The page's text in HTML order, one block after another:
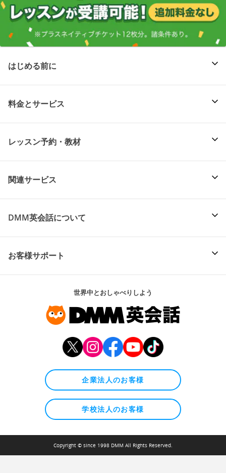
はじめる前に
料金とサービス
レッスン予約・教材
関連サービス
DMM英会話について
お客様サポート
世界中とおしゃべりしよう
企業法人のお客様
学校法人のお客様
Copyright © since 1998 DMM All Rights Reserved.